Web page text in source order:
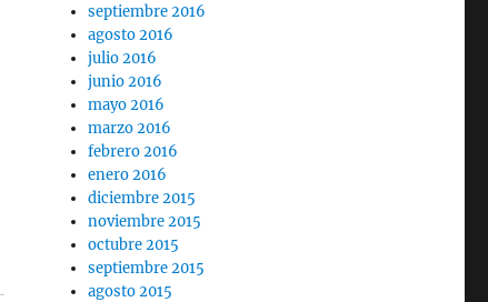
septiembre 2016
agosto 2016
julio 2016
junio 2016
mayo 2016
marzo 2016
febrero 2016
enero 2016
diciembre 2015
noviembre 2015
octubre 2015
septiembre 2015
agosto 2015